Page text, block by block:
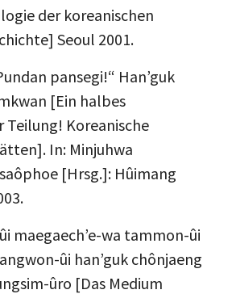
der koreanischen
Seoul 2001.
pansegi!“ Han’guk
[Ein halbes
Koreanische
In: Minjuhwa
[Hrsg.]: Hûimang
maegaech’e-wa tammon-ûi
ûi han’guk chônjaeng
ûro [Das Medium